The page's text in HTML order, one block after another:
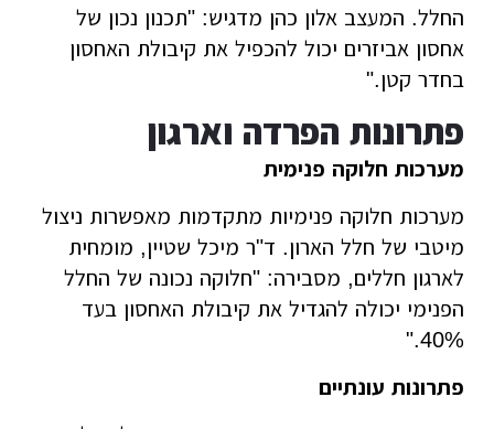
החלל. המעצב אלון כהן מדגיש: "תכנון נכון של
אחסון אביזרים יכול להכפיל את קיבולת האחסון
בחדר קטן."
פתרונות הפרדה וארגון
מערכות חלוקה פנימית
מערכות חלוקה פנימיות מתקדמות מאפשרות ניצול
מיטבי של חלל הארון. ד"ר מיכל שטיין, מומחית
לארגון חללים, מסבירה: "חלוקה נכונה של החלל
הפנימי יכולה להגדיל את קיבולת האחסון בעד
40%."
פתרונות עונתיים